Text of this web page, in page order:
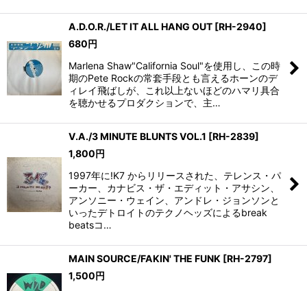
A.D.O.R./LET IT ALL HANG OUT [RH-2940]
680円
Marlena Shaw"California Soul"を使用し、この時
期のPete Rockの常套手段とも言えるホーンのデ
ィレイ飛ばしが、これ以上ないほどのハマリ具合
を聴かせるプロダクションで、主…
V.A./3 MINUTE BLUNTS VOL.1 [RH-2839]
1,800円
1997年に!K7 からリリースされた、テレンス・パ
ーカー、カナビス・ザ・エディット・アサシン、
アンソニー・ウェイン、アンドレ・ジョンソンと
いったデトロイトのテクノヘッズによるbreak
beatsコ…
MAIN SOURCE/FAKIN' THE FUNK [RH-2797]
1,500円